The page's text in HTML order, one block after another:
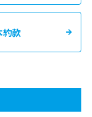
約款